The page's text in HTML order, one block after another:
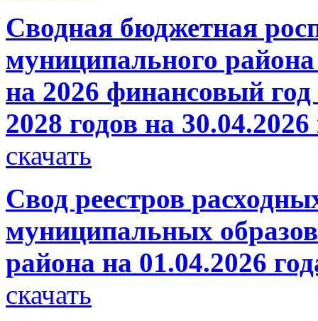
Сводная бюджетная
муниципального
на 2026 финансовый
2028 годов на 30.04.2026
скачать
Свод реестров
муниципальных
района на 01.04.2026
скачать